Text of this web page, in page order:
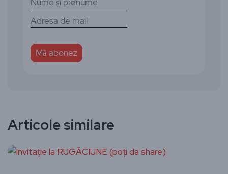
Articole similare